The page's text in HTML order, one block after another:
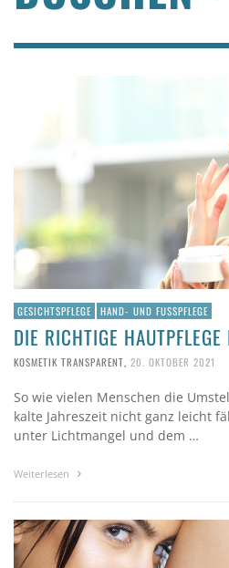
GESICHTSPFLEGE HAND- UND FUSSPFLEGE
DIE RICHTIGE
KOSMETIK TRANSPARENT, 20. OKTOBER 2021
So wie vielen Menschen die
kalte Jahreszeit nicht ganz leicht
unter Lichtmangel und dem …
Weiterlesen